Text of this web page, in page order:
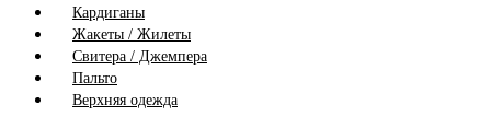
Кардиганы
Жакеты / Жилеты
Свитера / Джемпера
Пальто
Верхняя одежда